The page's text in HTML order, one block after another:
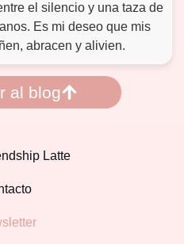
el silencio y una taza de
Es mi deseo que mis
abracen y alivien.
al blog
Latte